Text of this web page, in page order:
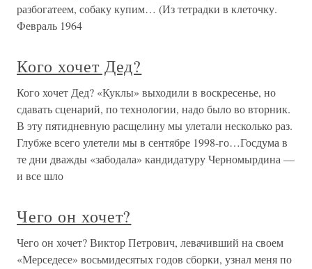
разбогатеем, собаку купим… (Из тетрадки в клеточку.
Февраль 1964
Кого хочет Дед?
Кого хочет Дед? «Куклы» выходили в воскресенье, но
сдавать сценарий, по технологии, надо было во вторник.
В эту пятидневную расщелину мы улетали несколько раз.
Глубже всего улетели мы в сентябре 1998-го…Госдума в
те дни дважды «забодала» кандидатуру Черномырдина —
и все шло
Чего он хочет?
Чего он хочет? Виктор Петрович, левачивший на своем
«Мерседесе» восьмидесятых годов сборки, узнал меня по